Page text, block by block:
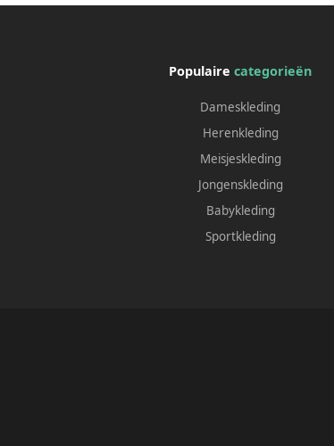
Populairecategorieën
Dameskleding
Herenkleding
Meisjeskleding
Jongenskleding
Babykleding
Sportkleding